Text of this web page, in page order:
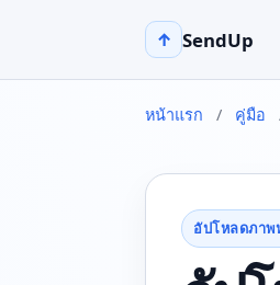
↑ SendUp
หน้าแรก / คู่มือ
อัปโหลดภา